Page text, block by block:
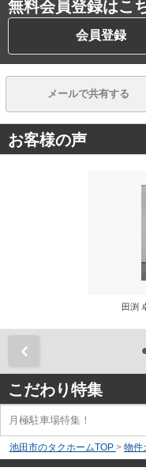
無料会員登録はこ
会員登録
メールで共有する
お客様の声
田渕
こだわり特集
月極駐車場特集！
池田市のタクホームTOP > 物件